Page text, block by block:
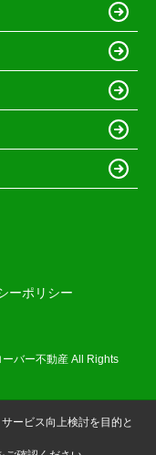
ーポリシー
バー不動産 All Rights
ービス向上検討を目的と